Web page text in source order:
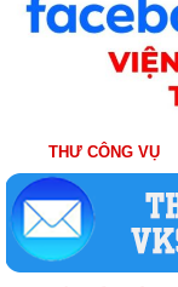
THƯ CÔNG VỤ